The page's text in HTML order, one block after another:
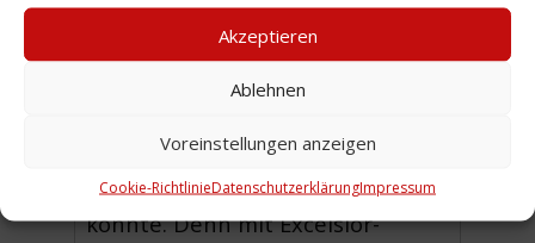
Akzeptieren
Ablehnen
Voreinstellungen anzeigen
Cookie-RichtlinieDatenschutzerklärungImpressum
Bildaussage der Excelsior-Karten
wohl etwas nicht stimmen
konnte. Denn mit Excelsior-